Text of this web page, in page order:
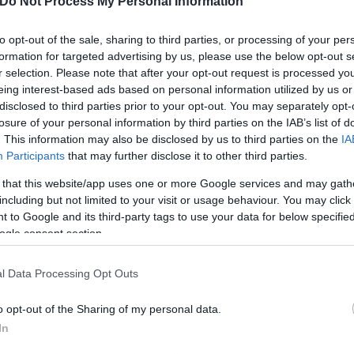
opt-out of the sale, sharing to third parties, or processing of your
for targeted advertising by us, please use the below opt-out
selection. Please note that after your opt-out request is processed
interest-based ads based on personal information utilized by us
to third parties prior to your opt-out. You may separately
of your personal information by third parties on the IAB’s list of
This information may also be disclosed by us to third parties on the
Participants that may further disclose it to other third parties.
that this website/app uses one or more Google services and may
but not limited to your visit or usage behaviour. You may
to Google and its third-party tags to use your data for below
consent section.
Data Processing Opt Outs
opt-out of the Sharing of my personal data.
με την γερμανική εταιρεία BioNTech και τον
κορονοϊού. Η Ευρωπαϊκή Επιτροπή εξετάζει
δόσεων σε σχέση με τις συμφωνηθείσες
δήλωσε εκπρόσωπός της στις Βρυξέλλες.
Οργανισμός Φαρμάκων